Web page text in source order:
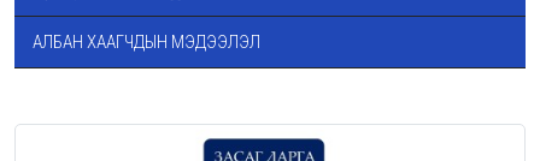
АЛБАН ХААГЧДЫН МЭДЭЭЛЭЛ